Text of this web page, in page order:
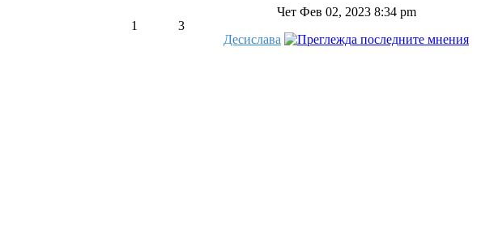
1 3
Чет Фев 02, 2023 8:34 pm
Десислава